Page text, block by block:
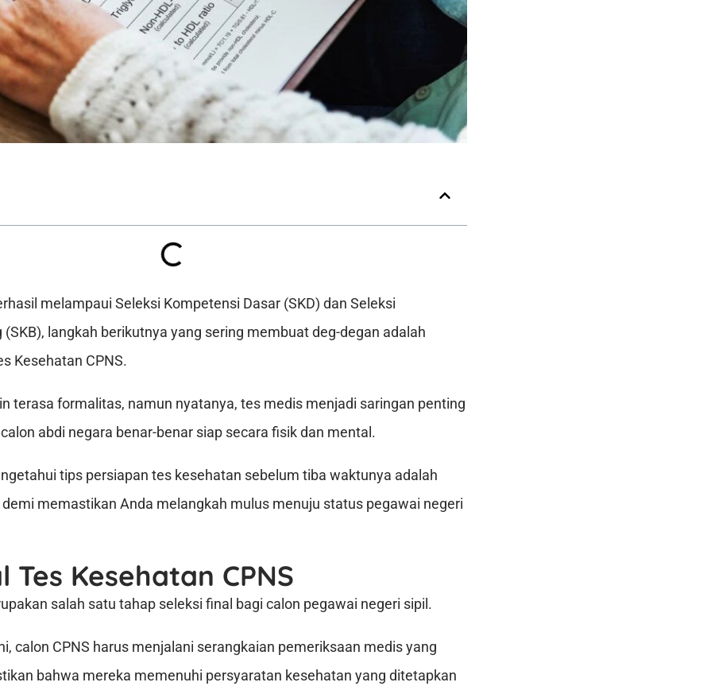
melampaui Seleksi Kompetensi Dasar (SKD) dan Seleksi
(SKB), langkah berikutnya yang sering membuat deg-degan adalah
Kesehatan CPNS.
terasa formalitas, namun nyatanya, tes medis menjadi saringan penting
abdi negara benar-benar siap secara fisik dan mental.
tips persiapan tes kesehatan sebelum tiba waktunya adalah
memastikan Anda melangkah mulus menuju status pegawai negeri
Tes Kesehatan CPNS
salah satu tahap seleksi final bagi calon pegawai negeri sipil.
calon CPNS harus menjalani serangkaian pemeriksaan medis yang
bahwa mereka memenuhi persyaratan kesehatan yang ditetapkan